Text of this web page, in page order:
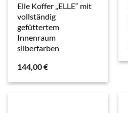
Elle Koffer „ELLE“ mit
vollständig
gefüttertem
Innenraum
silberfarben
144,00€